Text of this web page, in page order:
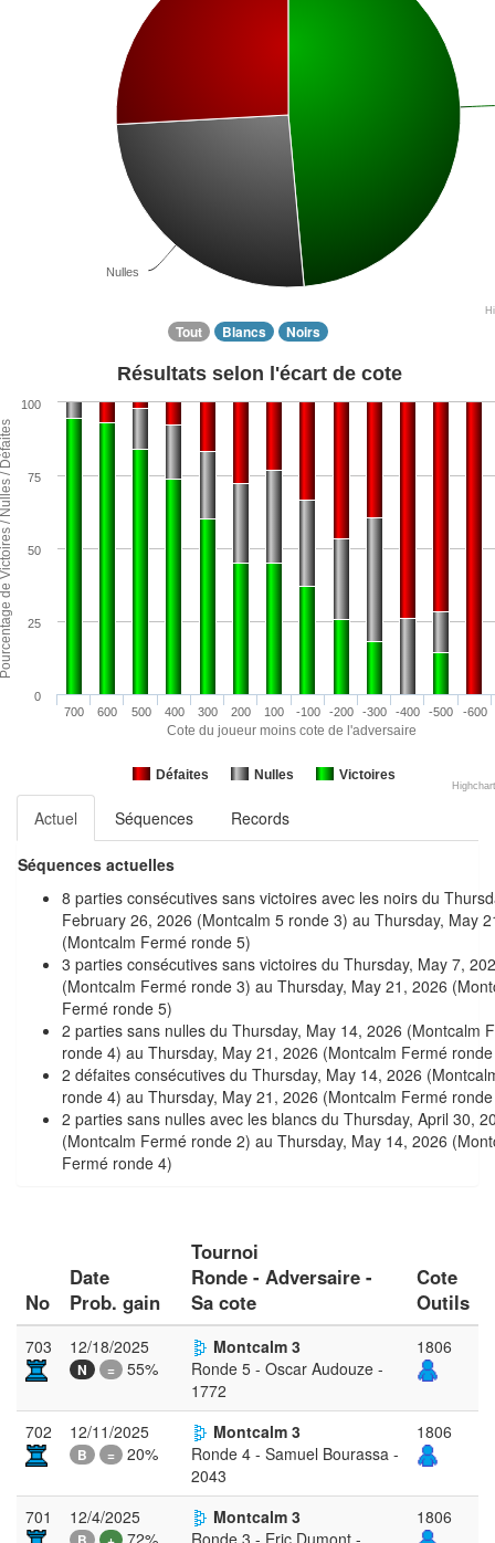
Nulles
Tout Blancs Noirs
Cote du joueur moins cote de l'adversaire
/ Nulles / Défaites
Résultats selon l'écart de cote
Défaites Nulles Victoires
700 600 500 400 300 200 100 -100 -200 -300 -400 -500 -600
0
100
25
50
75
Actuel Séquences Records
Séquences actuelles
8 parties consécutives sans victoires avec les noirs du
February 26, 2026 (Montcalm 5 ronde 3) au Thursday, May
(Montcalm Fermé ronde 5)
3 parties consécutives sans victoires du Thursday, May 7,
(Montcalm Fermé ronde 3) au Thursday, May 21, 2026
Fermé ronde 5)
2 parties sans nulles du Thursday, May 14, 2026 (Montcalm
ronde 4) au Thursday, May 21, 2026 (Montcalm Fermé
2 défaites consécutives du Thursday, May 14, 2026
ronde 4) au Thursday, May 21, 2026 (Montcalm Fermé
2 parties sans nulles avec les blancs du Thursday, April 30,
(Montcalm Fermé ronde 2) au Thursday, May 14, 2026
Fermé ronde 4)
No
Date
Prob. gain
Tournoi
Ronde - Adversaire -
Sa cote
Cote
Outils
703 12/18/2025
N = 55%
Montcalm 3
Ronde 5 - Oscar Audouze -
1772
1806
702 12/11/2025
B = 20%
Montcalm 3
Ronde 4 - Samuel Bourassa -
2043
1806
701 12/4/2025
Montcalm 3
1806